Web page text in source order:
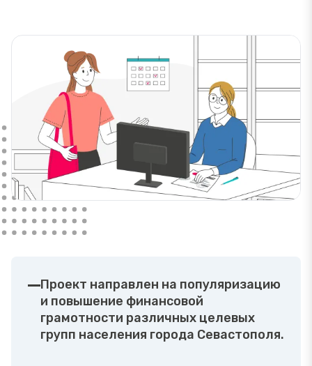
Проект направлен на популяризацию
и повышение финансовой
грамотности различных целевых
групп населения города Севастополя.